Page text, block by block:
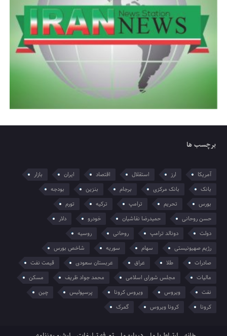
برچسب ها
آمریکا ارز استقلال اقتصاد ایران
بازار
بانک
بانک مرکزی برجام بنزین
بودجه
بورس
تحریم ترامپ ترکیه
تورم
حسن روحانی
حمیدرضا نقاشیان خودرو
دلار
دولت
دونالد ترامپ روحانی
روسیه
رژیم صهیونیستی
سهام سوریه
شاخص بورس
صادرات
طلا عراق عربستان سعودی
قیمت نفت
مالیات
مجلس شورای اسلامی محمد جواد ظریف
مسکن
نفت
ویروس ویروس کرونا پرسپولیس
چین
کرونا
کرونا ویروس گمرک